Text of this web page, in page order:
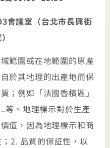
會議室（台北市長興街
範圍或在地範圍的原產
於其地理的出產地而保
；例如「法國香檳區」
等。地理標示對於生產
值，因為地理標示和商
2. 品質的保証性，以